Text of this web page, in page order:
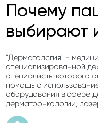
Почему
выбирают
"Дерматология" -
специализированной
специалисты которого
помощь с
оборудования в сфере
дерматоонкологии,